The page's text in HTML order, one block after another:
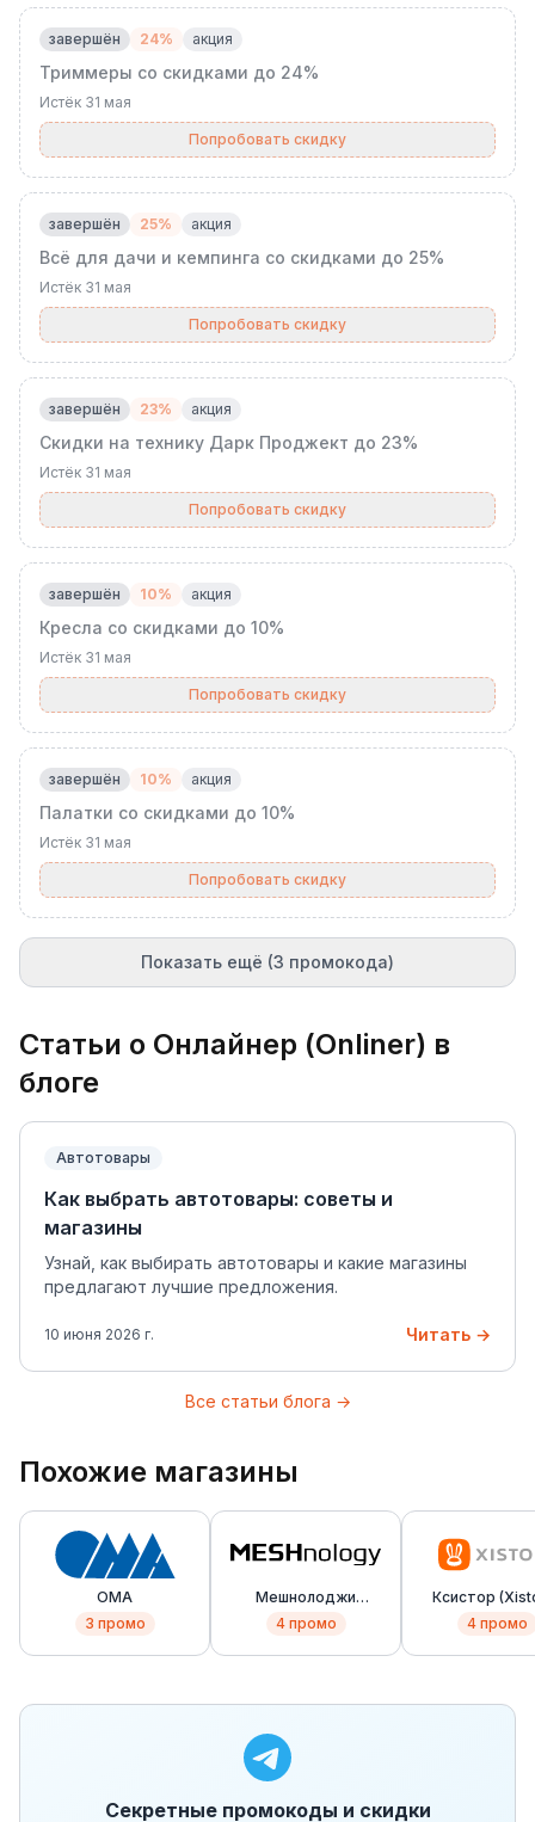
завершён 24% акция
Триммеры со скидками до 24%
Истёк 31 мая
Попробовать скидку
завершён 25% акция
Всё для дачи и кемпинга со скидками до 25%
Истёк 31 мая
Попробовать скидку
завершён 23% акция
Скидки на технику Дарк Проджект до 23%
Истёк 31 мая
Попробовать скидку
завершён 10% акция
Кресла со скидками до 10%
Истёк 31 мая
Попробовать скидку
завершён 10% акция
Палатки со скидками до 10%
Истёк 31 мая
Попробовать скидку
Показать ещё (3 промокода)
Статьи о Онлайнер (Onliner) в
блоге
Автотовары
Как выбрать автотовары: советы и
магазины
Узнай, как выбирать автотовары и какие магазины
предлагают лучшие предложения.
10 июня 2026 г. Читать →
Все статьи блога →
Похожие магазины
OMA
3 промо
Мешнолоджи
(MESHnology)
4 промо
Ксистор
4 промо
Секретные промокоды и скидки